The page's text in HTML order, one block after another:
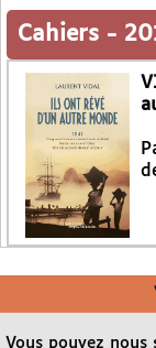
Cahiers -
Vous pouvez nous